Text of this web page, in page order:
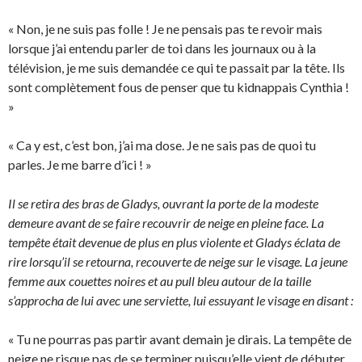
« Non, je ne suis pas folle ! Je ne pensais pas te revoir mais
lorsque j’ai entendu parler de toi dans les journaux ou à la
télévision, je me suis demandée ce qui te passait par la tête. Ils
sont complètement fous de penser que tu kidnappais Cynthia !
»
« Ca y est, c’est bon, j’ai ma dose. Je ne sais pas de quoi tu
parles. Je me barre d’ici ! »
Il se retira des bras de Gladys, ouvrant la porte de la modeste
demeure avant de se faire recouvrir de neige en pleine face. La
tempête était devenue de plus en plus violente et Gladys éclata de
rire lorsqu’il se retourna, recouverte de neige sur le visage. La jeune
femme aux couettes noires et au pull bleu autour de la taille
s’approcha de lui avec une serviette, lui essuyant le visage en disant :
« Tu ne pourras pas partir avant demain je dirais. La tempête de
neige ne risque pas de se terminer puisqu’elle vient de débuter.